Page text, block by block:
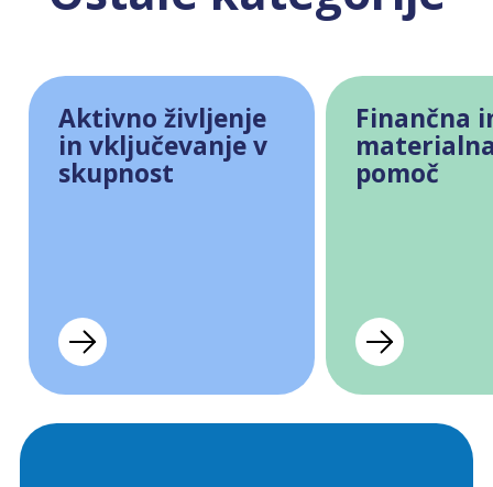
Aktivno življenje
in vključevanje v
skupnost
Finančna
pomoč